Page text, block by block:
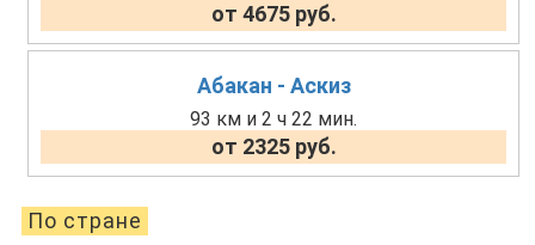
от 4675 руб.
Абакан - Аскиз
93 км и 2 ч 22 мин.
от 2325 руб.
По стране